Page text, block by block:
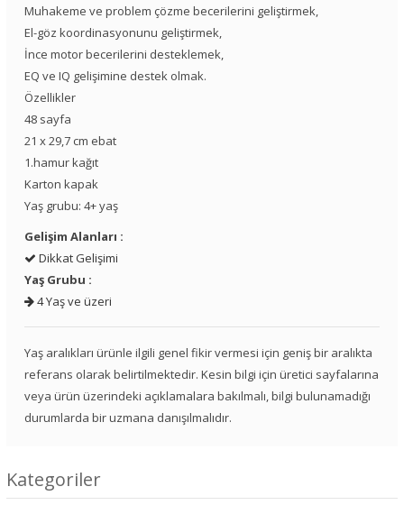
Muhakeme ve problem çözme becerilerini geliştirmek,
El-göz koordinasyonunu geliştirmek,
İnce motor becerilerini desteklemek,
EQ ve IQ gelişimine destek olmak.
Özellikler
48 sayfa
21 x 29,7 cm ebat
1.hamur kağıt
Karton kapak
Yaş grubu: 4+ yaş
Gelişim Alanları :
Dikkat Gelişimi
Yaş Grubu :
4 Yaş ve üzeri
Yaş aralıkları ürünle ilgili genel fikir vermesi için geniş bir aralıkta
referans olarak belirtilmektedir. Kesin bilgi için üretici sayfalarına
veya ürün üzerindeki açıklamalara bakılmalı, bilgi bulunamadığı
durumlarda bir uzmana danışılmalıdır.
Kategoriler